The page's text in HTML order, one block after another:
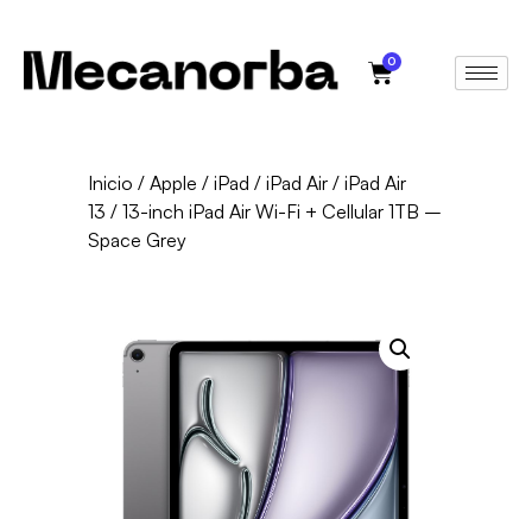
0
Inicio /Apple /iPad /iPad Air /iPad Air
13 / 13-inch iPad Air Wi-Fi + Cellular 1TB –
Space Grey